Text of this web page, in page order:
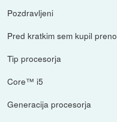
Pozdravljeni
Pred kratkim sem kupil
Tip procesorja
Core™ i5
Generacija procesorja